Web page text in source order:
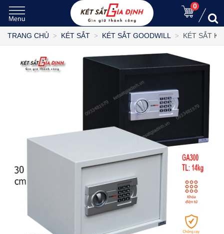
0
TRANG CHỦ KÉT SẮT KÉT SẮT GOODWILL KÉT SẮT